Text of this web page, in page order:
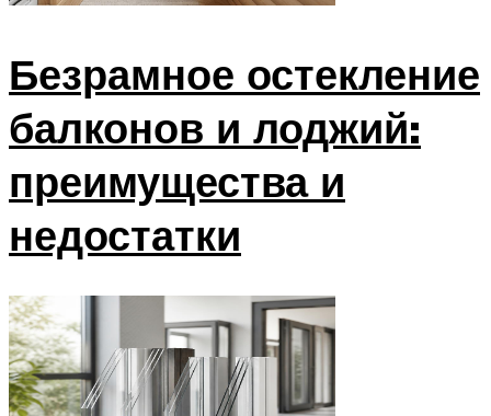
Безрамное остекление
балконов и лоджий:
преимущества и
недостатки